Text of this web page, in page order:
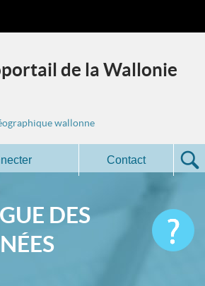
de la Wallonie
wallonne
Contact
DES